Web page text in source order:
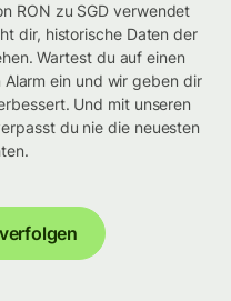
RON zu SGD verwendet
dir, historische Daten der
Wartest du auf einen
ein und wir geben dir
Und mit unseren
du nie die neuesten